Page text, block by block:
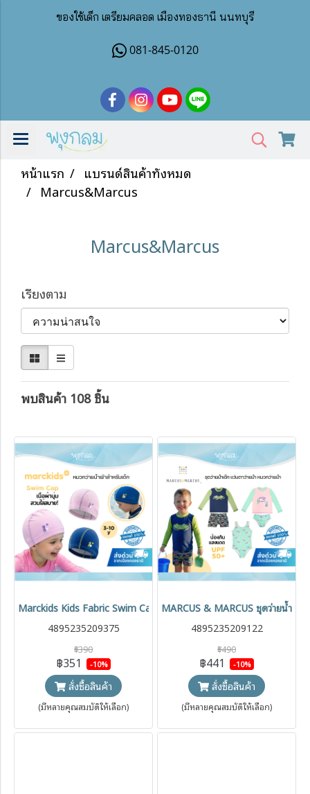
ของใช้เด็ก เตรียมคลอด เมืองทองธานี นนทบุรี
081-845-0120
หน้าแรก
แบรนด์สินค้าทั้งหมด
Marcus&Marcus
Marcus&Marcus
เรียงตาม
พบสินค้า 108 ชิ้น
Marckids Kids Fabric Swim Cap หมวกว่ายน้ำผ้าสำหรับเด็ก เนื้อนุ่ม ยืด
4895235209375
฿390
฿351 -10%
สั่งซื้อสินค้า
(มีหลายคุณสมบัติให้เลือก)
MARCUS & MARCUS ชุดว่ายน้ำเ
4895235209122
฿490
฿441 -10%
สั่งซื้อสินค้า
(มีหลายคุณสมบัติให้เลือก)